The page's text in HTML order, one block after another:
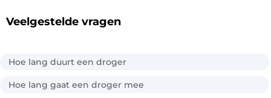
Veelgestelde vragen
Hoe lang duurt een droger
Hoe lang gaat een droger mee